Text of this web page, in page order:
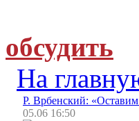
обсудить
На
Р. Врбенский:
05.06 16:50